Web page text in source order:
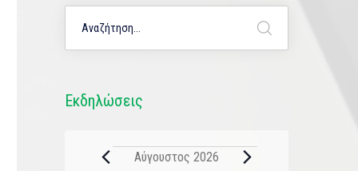
Εκδηλώσεις
Αύγουστος 2026